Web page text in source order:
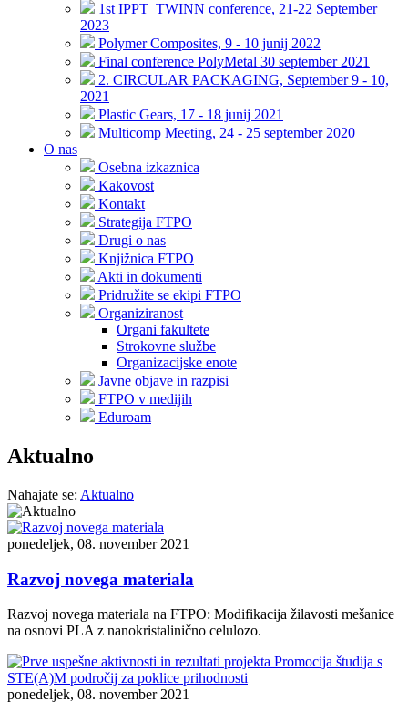
1st IPPT_TWINN conference, 21-22 September
2023
Polymer Composites, 9 - 10 junij 2022
Final conference PolyMetal 30 september 2021
2. CIRCULAR PACKAGING, September 9 - 10,
2021
Plastic Gears, 17 - 18 junij 2021
Multicomp Meeting, 24 - 25 september 2020
O nas
Osebna izkaznica
Kakovost
Kontakt
Strategija FTPO
Drugi o nas
Knjižnica FTPO
Akti in dokumenti
Pridružite se ekipi FTPO
Organiziranost
Organi fakultete
Strokovne službe
Organizacijske enote
Javne objave in razpisi
FTPO v medijih
Eduroam
Aktualno
Nahajate se: Aktualno
ponedeljek, 08. november 2021
Razvoj novega materiala
Razvoj novega materiala na FTPO: Modifikacija žilavosti mešanice
na osnovi PLA z nanokristalinično celulozo.
ponedeljek, 08. november 2021